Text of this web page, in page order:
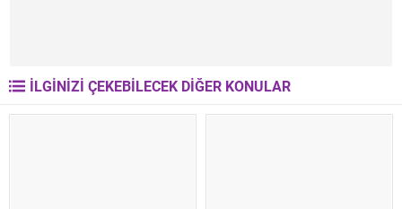
İLGİNİZİ ÇEKEBİLECEK DİĞER KONULAR